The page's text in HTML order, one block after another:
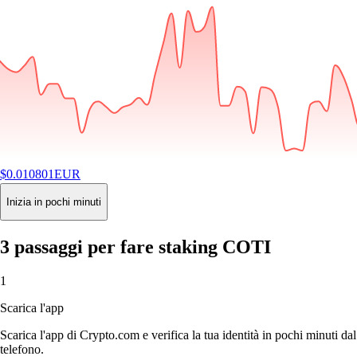
$0.010801EUR
-2.92%24H
Buy
Inizia in pochi minuti
3 passaggi per fare staking COTI
1
Scarica l'app
Scarica l'app di Crypto.com e verifica la tua identità in pochi minuti dal
telefono.